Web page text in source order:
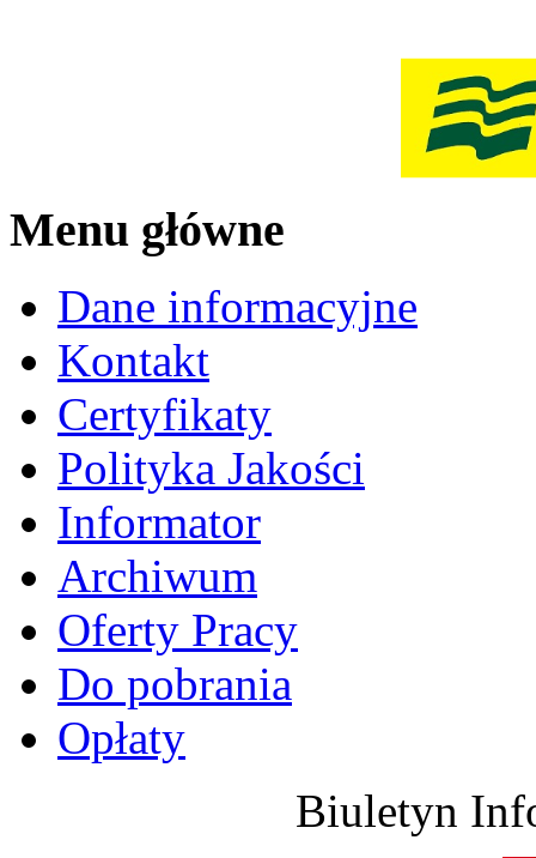
Menu główne
Dane informacyjne
Kontakt
Certyfikaty
Polityka Jakości
Informator
Archiwum
Oferty Pracy
Do pobrania
Opłaty
Biuletyn